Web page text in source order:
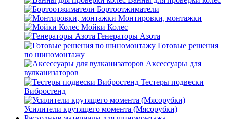
Бортоотжиматели
Монтировки, монтажки
Мойки Колес
Генераторы Азота
Готовые решения
по шиномонтажу
Аксессуары для
вулканизаторов
Тестеры подвески
Вибростенд
Усилители крутящего момента (Мясорубки)